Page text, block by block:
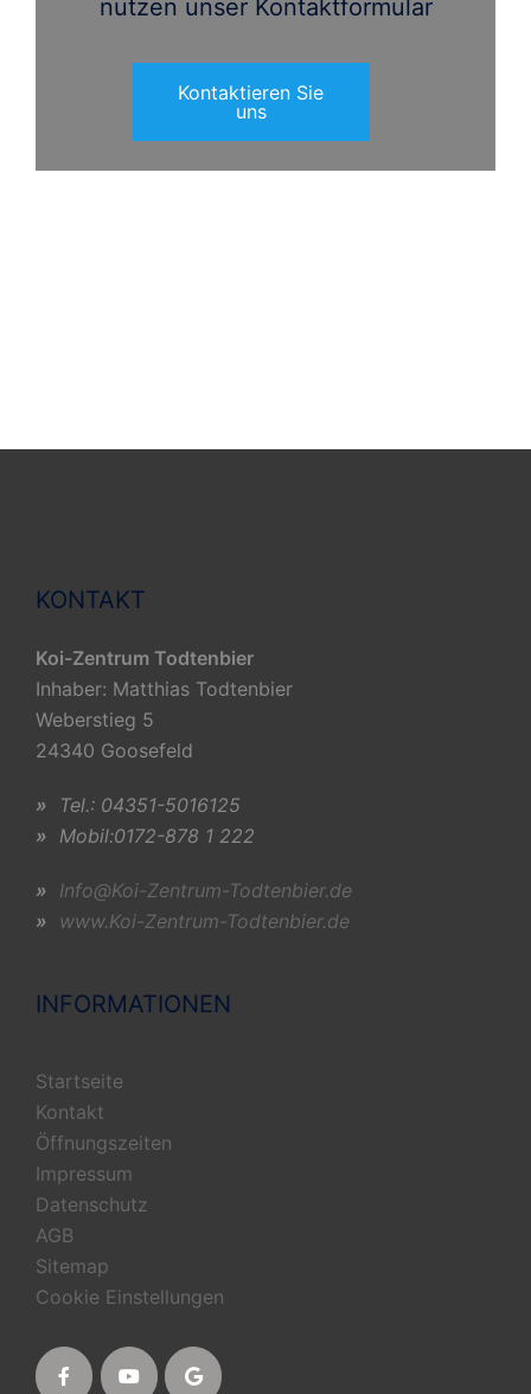
nutzen unser Kontaktformular
Kontaktieren Sie
uns
KONTAKT
Koi-Zentrum Todtenbier
Inhaber: Matthias Todtenbier
Weberstieg 5
24340 Goosefeld
» Tel.: 04351-5016125
» Mobil:0172-878 1 222
» Info@Koi-Zentrum-Todtenbier.de
» www.Koi-Zentrum-Todtenbier.de
INFORMATIONEN
Startseite
Kontakt
Öffnungszeiten
Impressum
Datenschutz
AGB
Sitemap
Cookie Einstellungen